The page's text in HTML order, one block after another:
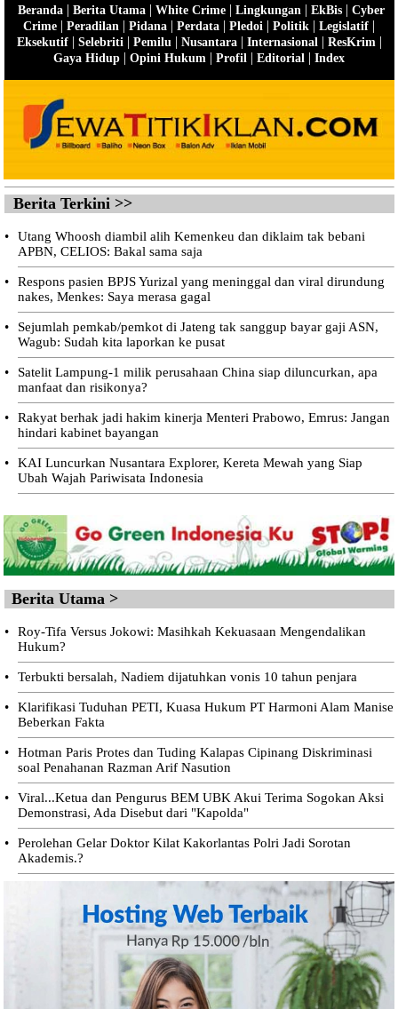
Beranda| Berita Utama| White Crime| Lingkungan | EkBis| Cyber
Crime | Peradilan | Pidana | Perdata | Pledoi | Politik | Legislatif |
Eksekutif| Selebriti | Pemilu | Nusantara| Internasional | ResKrim |
Gaya Hidup | Opini Hukum | Profil | Editorial | Index
Berita Terkini >>
•
Utang Whoosh diambil alih Kemenkeu dan diklaim tak bebani
APBN, CELIOS: Bakal sama saja
•
Respons pasien BPJS Yurizal yang meninggal dan viral dirundung
nakes, Menkes: Saya merasa gagal
•
Sejumlah pemkab/pemkot di Jateng tak sanggup bayar gaji ASN,
Wagub: Sudah kita laporkan ke pusat
•
Satelit Lampung-1 milik perusahaan China siap diluncurkan, apa
manfaat dan risikonya?
•
Rakyat berhak jadi hakim kinerja Menteri Prabowo, Emrus: Jangan
hindari kabinet bayangan
•
KAI Luncurkan Nusantara Explorer, Kereta Mewah yang Siap
Ubah Wajah Pariwisata Indonesia
Berita Utama >
•
Roy-Tifa Versus Jokowi: Masihkah Kekuasaan Mengendalikan
Hukum?
• Terbukti bersalah, Nadiem dijatuhkan vonis 10 tahun penjara
•
Klarifikasi Tuduhan PETI, Kuasa Hukum PT Harmoni Alam Manise
Beberkan Fakta
•
Hotman Paris Protes dan Tuding Kalapas Cipinang Diskriminasi
soal Penahanan Razman Arif Nasution
•
Viral...Ketua dan Pengurus BEM UBK Akui Terima Sogokan Aksi
Demonstrasi, Ada Disebut dari "Kapolda"
•
Perolehan Gelar Doktor Kilat Kakorlantas Polri Jadi Sorotan
Akademis.?